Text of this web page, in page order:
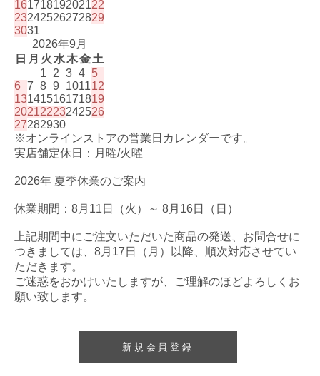
16171819202122
23242526272829
3031
2026年9月
日 月 火 水木金土
1
2 3 4 5
6 7 8 9 101112
13141516171819
20212223242526
27282930
※オンラインストアの営業日カレンダーです。
実店舗定休日：月曜/火曜
2026年 夏季休業のご案内
休業期間：8月11日（火）～ 8月16日（日）
上記期間中にご注文いただいた商品の発送、お問合せに
つきましては、8月17日（月）以降、順次対応させてい
ただきます。
ご迷惑をおかけいたしますが、ご理解のほどよろしくお
願い致します。
新規会員登録